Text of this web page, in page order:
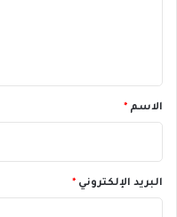
*الاسم *
البريد الإلكتروني *